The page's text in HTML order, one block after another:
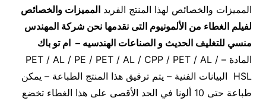
المميزات والخصائص لهذا المنتج الفريد المميزات والخصائص
لفيلم الغطاء من الألمونيوم التى نقدمها نحن شركة المهندس
منسي للتغليف الحديث و الصناعات الهندسيه – ام تو باك
المادة – PET / AL / PE / PET / AL / CPP / PET / AL /
HSL البيانات الفنية – يتم ترقيق هذا المنتج الطباعة – يمكن
طباعة حتى 10 ألونا في الحد الأقصى على هذا الغطاء تخضع